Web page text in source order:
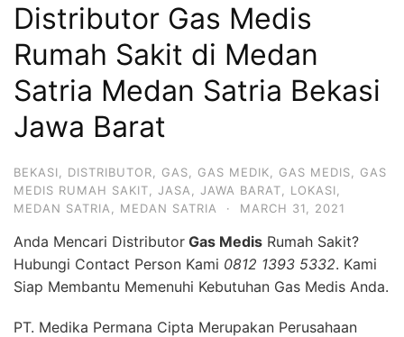
Distributor Gas Medis
Rumah Sakit di Medan
Satria Medan Satria Bekasi
Jawa Barat
BEKASI DISTRIBUTOR GAS GAS MEDIK GAS MEDIS
GAS
MEDIS RUMAH SAKIT
JASA JAWA BARAT LOKASI
MEDAN SATRIA
MEDAN SATRIA · MARCH 31, 2021
Anda Mencari Distributor Gas Medis Rumah Sakit?
Hubungi Contact Person Kami 0812 1393 5332. Kami
Siap Membantu Memenuhi Kebutuhan Gas Medis Anda.
PT. Medika Permana Cipta Merupakan Perusahaan